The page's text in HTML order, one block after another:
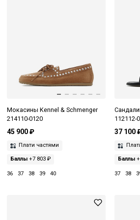
Мокасины Kennel & Schmenger
214110-0120
45 900 ₽
Плати частями
Баллы +7 803 ₽
36 37 38 39 40
112112-
37 100
Баллы
37 38